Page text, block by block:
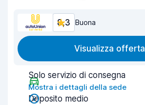
8,3 Buona
Visualizza offerta
Solo servizio di consegna
Mostra i dettagli della sede
Deposito medio